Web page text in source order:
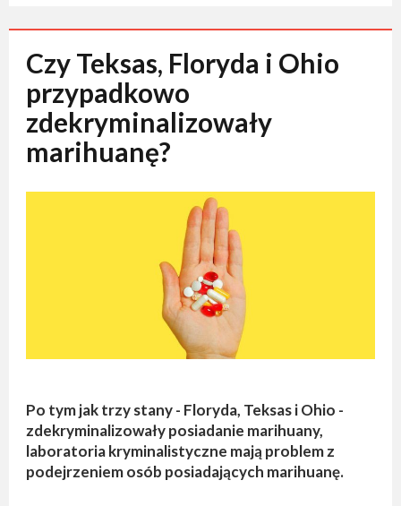
Olej konopny pomaga w walce z
nowotworem!
Olej konopny dla osób starszych oraz
dzieci
Czy Teksas, Floryda i Ohio
przypadkowo
zdekryminalizowały
marihuanę?
Po tym jak trzy stany - Floryda, Teksas i Ohio -
zdekryminalizowały posiadanie marihuany,
laboratoria kryminalistyczne mają problem z
podejrzeniem osób posiadających marihuanę.